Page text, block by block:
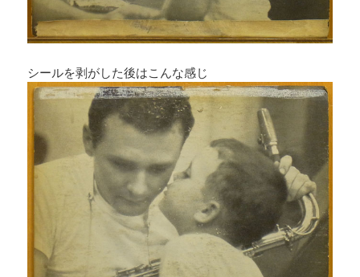
シールを剥がした後はこんな感じ